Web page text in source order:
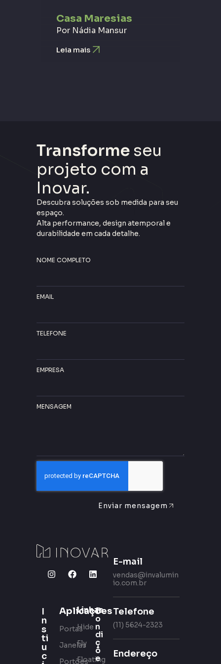
Casa Maresias
Por Nádia Mansur
Leia mais
Transforme seu
projeto com a
Inovar.
Descubra soluções sob medida para seu
espaço.
Alta performance, design atemporal e
durabilidade em cada detalhe.
NOME COMPLETO
EMAIL
TELEFONE
EMPRESA
MENSAGEM
Enviar mensagem
I
n
s
ti
u
c
Aplicações
Portas
Janelas
Portões
Linhas
Hide
Fly
Floating
C
o
n
di
ç
õ
e
E-mail
vendas@invalumin
io.com.br
Telefone
(11) 5624-2323
Endereço